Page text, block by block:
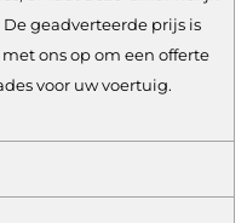
geadverteerde prijs is
ons op om een offerte
voor uw voertuig.